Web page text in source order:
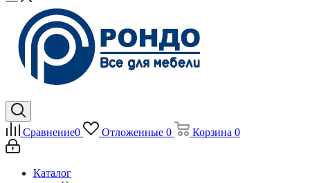
Сравнение0 Отложенные 0 Корзина 0
Каталог